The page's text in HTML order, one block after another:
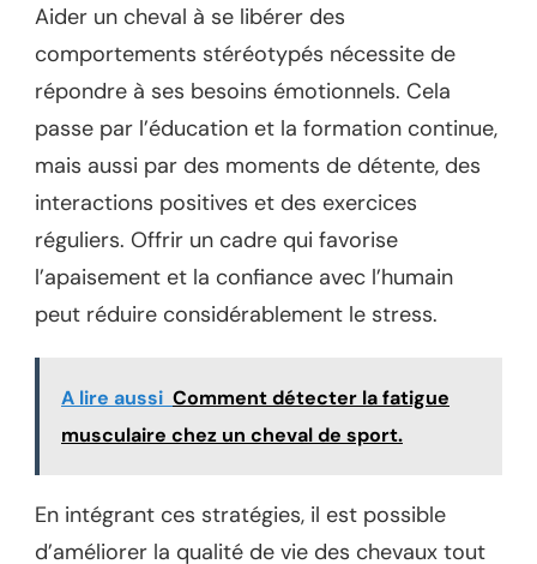
Aider un cheval à se libérer des
comportements stéréotypés nécessite de
répondre à ses besoins émotionnels. Cela
passe par l’éducation et la formation continue,
mais aussi par des moments de détente, des
interactions positives et des exercices
réguliers. Offrir un cadre qui favorise
l’apaisement et la confiance avec l’humain
peut réduire considérablement le stress.
A lire aussi Comment détecter la fatigue
musculaire chez un cheval de sport.
En intégrant ces stratégies, il est possible
d’améliorer la qualité de vie des chevaux tout